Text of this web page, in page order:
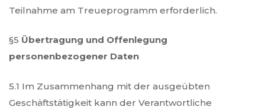
Teilnahme am Treueprogramm erforderlich.
§5 Übertragung und Offenlegung
personenbezogener Daten
5.1 Im Zusammenhang mit der ausgeübten
Geschäftstätigkeit kann der Verantwortliche